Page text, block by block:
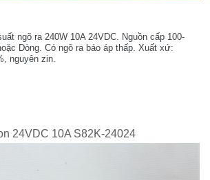
ngõ ra 240W 10A 24VDC. Nguồn cấp 100-
Dòng. Có ngõ ra báo áp thấp. Xuất xứ:
nguyên zin.
24VDC 10A S82K-24024